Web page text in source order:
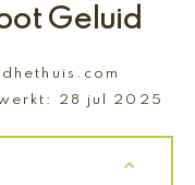
Geluid
28 jul 2025